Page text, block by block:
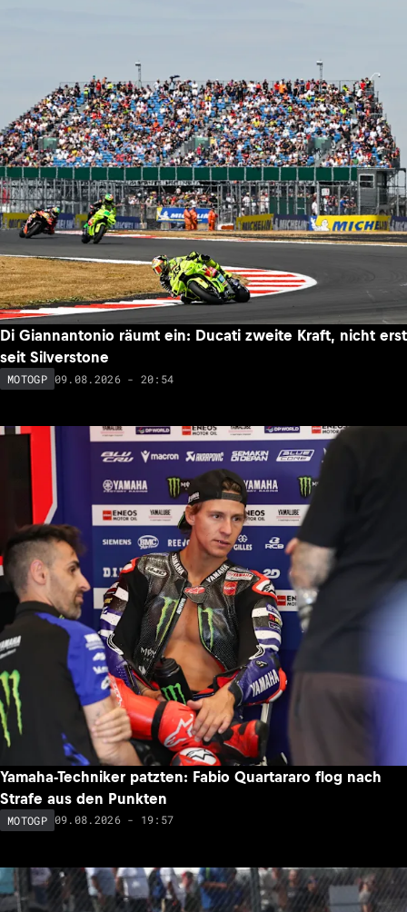
Di Giannantonio räumt ein: Ducati zweite Kraft, nicht erst
seit Silverstone
MOTOGP 09.08.2026 - 20:54
Yamaha-Techniker patzten: Fabio Quartararo flog nach
Strafe aus den Punkten
MOTOGP 09.08.2026 - 19:57